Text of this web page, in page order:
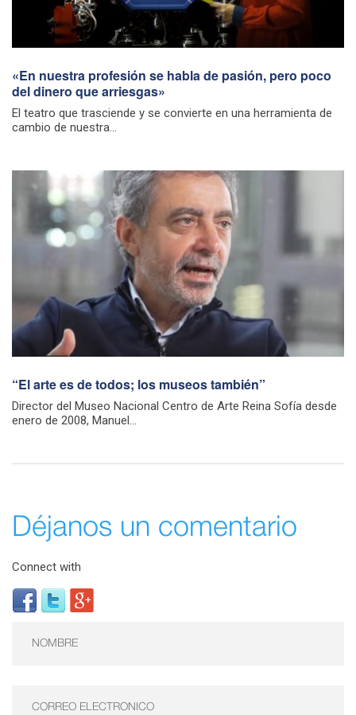
«En nuestra profesión se habla de pasión, pero poco
del dinero que arriesgas»
El teatro que trasciende y se convierte en una herramienta de
cambio de nuestra...
“El arte es de todos; los museos también”
Director del Museo Nacional Centro de Arte Reina Sofía desde
enero de 2008, Manuel...
Déjanos un comentario
Connect with